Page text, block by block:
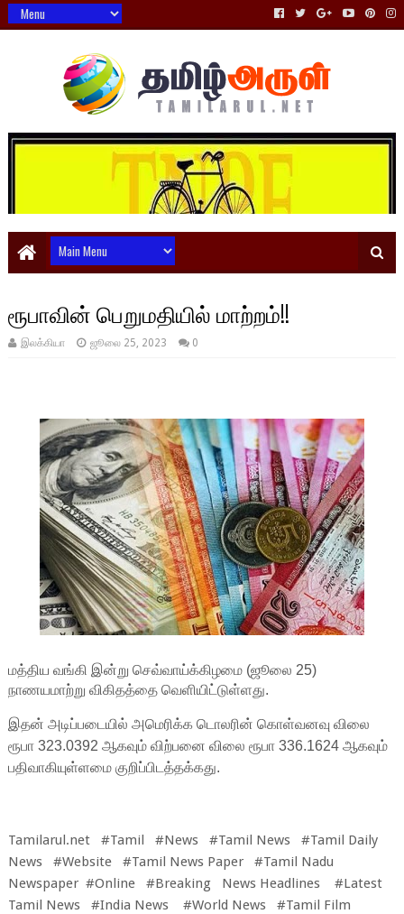
ரூபாவின் பெறுமதியில் மாற்றம்!!
இலக்கியா ஜூலை 25, 2023 0
மத்திய வங்கி இன்று செவ்வாய்க்கிழமை (ஜூலை 25)
நாணயமாற்று விகிதத்தை வெளியிட்டுள்ளது.
இதன் அடிப்படையில் அமெரிக்க டொலரின் கொள்வனவு விலை
ரூபா 323.0392 ஆகவும் விற்பனை விலை ரூபா 336.1624 ஆகவும்
பதிவாகியுள்ளமை குறிப்பிடத்தக்கது.
Tamilarul.net #Tamil #News #Tamil News #Tamil Daily
News #Website #Tamil News Paper #Tamil Nadu
Newspaper #Online #Breaking News Headlines #Latest
Tamil News #India News #World News #Tamil Film